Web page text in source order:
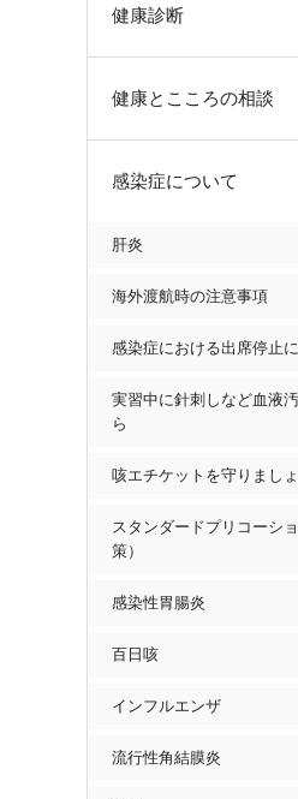
健康診断
健康とこころの相談
感染症について
肝炎
海外渡航時の注意事項
感染症における出席停止
実習中に針刺しなど血液
ら
咳エチケットを守りまし
スタンダードプリコーシ
策）
感染性胃腸炎
百日咳
インフルエンザ
流行性角結膜炎